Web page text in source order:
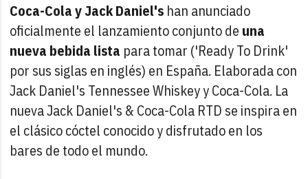
Coca-Cola y Jack Daniel's han anunciado
oficialmente el lanzamiento conjunto de una
nueva bebida lista para tomar ('Ready To Drink'
por sus siglas en inglés) en España. Elaborada con
Jack Daniel's Tennessee Whiskey y Coca-Cola. La
nueva Jack Daniel's & Coca-Cola RTD se inspira en
el clásico cóctel conocido y disfrutado en los
bares de todo el mundo.